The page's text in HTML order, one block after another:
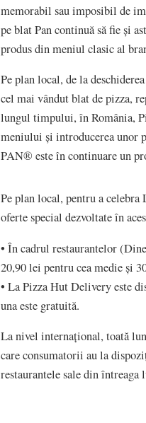
memorabil sau imposibil de
pe blat Pan continuă să fie și
produs din meniul clasic al
Pe plan local, de la
cel mai vândut blat de pizza,
lungul timpului, în România,
meniului și introducerea unor
PAN® este în continuare un
Pe plan local, pentru a
oferte special dezvoltate în
• În cadrul restaurantelor
20,90 lei pentru cea medie și
• La Pizza Hut Delivery este
una este gratuită.
La nivel internațional, toată
care consumatorii au la
restaurantele sale din